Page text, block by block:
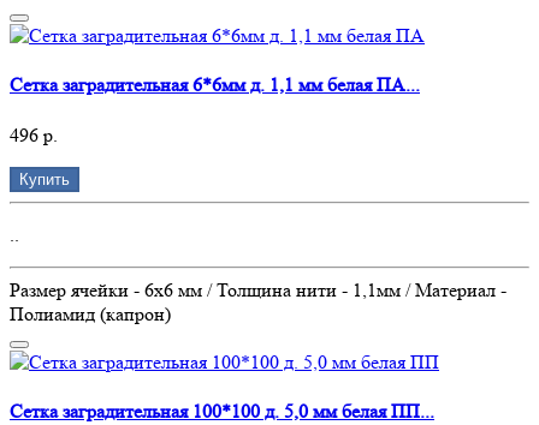
Сетка заградительная 6*6мм д. 1,1 мм белая ПА...
496 р.
Купить
Размер ячейки - 6х6 мм / Толщина нити - 1,1мм / Материал -
Полиамид (капрон)
Сетка заградительная 100*100 д. 5,0 мм белая ПП...